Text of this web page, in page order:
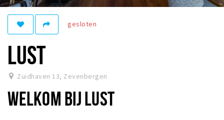
Winkels
Winkelgebieden
Bezienswaardigheden
Musea, theaters & podia
Uitjes & activiteiten
gesloten
LUST
Zuidhaven 13, Zevenbergen
WELKOM BIJ LUST